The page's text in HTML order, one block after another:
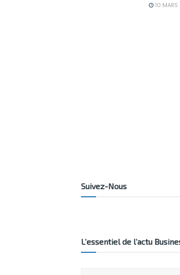
10
Suivez-Nous
L’essentiel de l’actu